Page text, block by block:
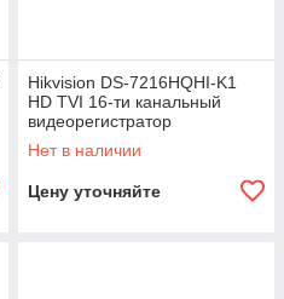
Hikvision DS-7216HQHI-K1
HD TVI 16-ти канальный
видеорегистратор
Нет в наличии
Цену уточняйте